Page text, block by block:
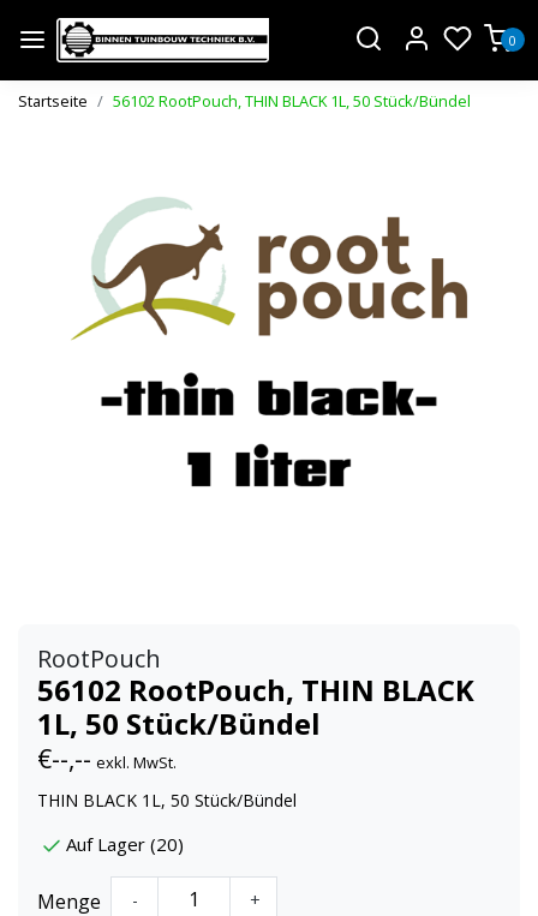
0
Startseite 56102 RootPouch, THIN BLACK 1L, 50 Stück/Bündel
RootPouch
56102 RootPouch, THIN BLACK
1L, 50 Stück/Bündel
€--,-- exkl. MwSt.
THIN BLACK 1L, 50 Stück/Bündel
Auf Lager (20)
Menge - +